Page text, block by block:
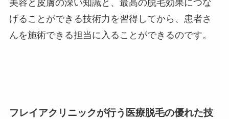
美容と皮膚の深い知識と、最高の脱毛効果につな
げることができる技術力を習得してから、患者さ
んを施術できる担当に入ることができるのです。
フレイアクリニックが行う医療脱毛の優れた技